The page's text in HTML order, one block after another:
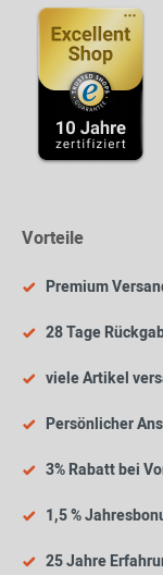
Vorteile
Premium
28 Tage
viele Artikel
Persönlicher
3% Rabatt bei
1,5 %
25 Jahre